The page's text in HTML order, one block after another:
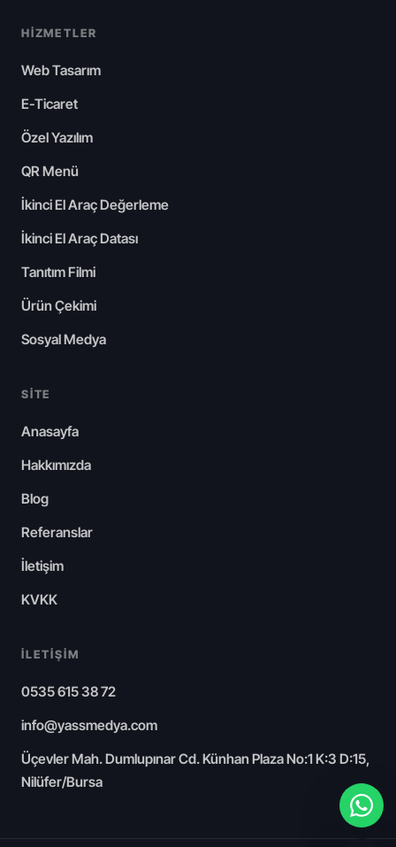
HIZMETLER
Web Tasarım
E-Ticaret
Özel Yazılım
QR Menü
İkinci El Araç Değerleme
İkinci El Araç Datası
Tanıtım Filmi
Ürün Çekimi
Sosyal Medya
SITE
Anasayfa
Hakkımızda
Blog
Referanslar
İletişim
KVKK
İLETIŞIM
0535 615 38 72
info@yassmedya.com
Üçevler Mah. Dumlupınar Cd. Künhan Plaza No:1 K:3 D:15,
Nilüfer/Bursa